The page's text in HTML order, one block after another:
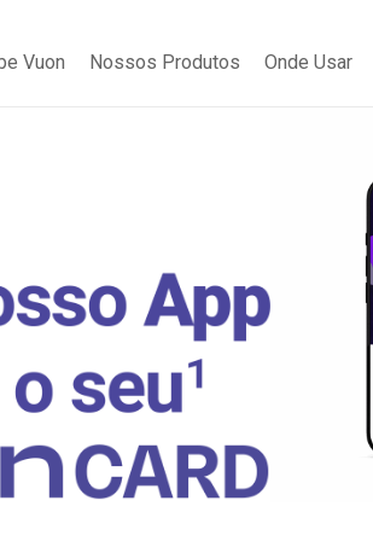
Vuon Nossos Produtos Onde Usar